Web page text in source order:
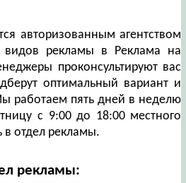
авторизованным агентством
рекламы в Реклама на
проконсультируют вас
оптимальный вариант и
работаем пять дней в неделю
с 9:00 до 18:00 местного
отдел рекламы.
рекламы: